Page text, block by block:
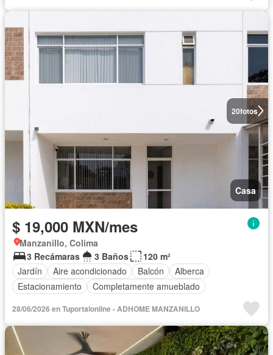
20fotos
Casa
$ 19,000 MXN/mes
Manzanillo, Colima
3 Recámaras
3 Baños
120 m²
Jardín
Aire acondicionado Balcón
Alberca
Estacionamiento
Completamente amueblado
28/06/2026 en Tuportalonline - ADHOME MANZANILLO